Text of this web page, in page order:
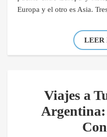
Europa y el otro es Asia.
LEER
Viajes a